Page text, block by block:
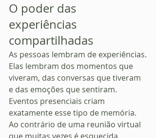
O poder das
experiências
compartilhadas
As pessoas lembram de experiências.
Elas lembram dos momentos que
viveram, das conversas que tiveram
e das emoções que sentiram.
Eventos presenciais criam
exatamente esse tipo de memória.
Ao contrário de uma reunião virtual